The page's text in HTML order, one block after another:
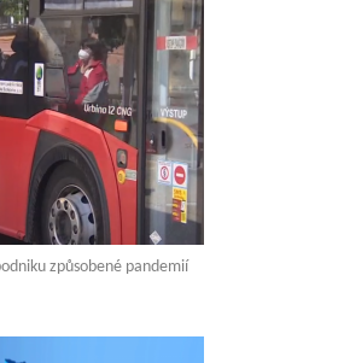
způsobené pandemií